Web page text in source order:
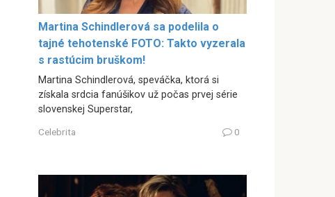
Martina Schindlerová sa podelila o
tajné tehotenské FOTO: Takto vyzerala
s rastúcim bruškom!
Martina Schindlerová, speváčka, ktorá si
získala srdcia fanúšikov už počas prvej série
slovenskej Superstar,
Celebrita 0